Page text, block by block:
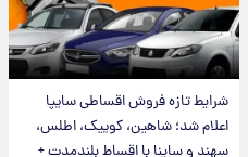
شرایط تازه فروش اقساطی سایپا
اعلام شد؛ شاهین، کوییک، اطلس،
سهند و ساینا با اقساط بلندمدت +